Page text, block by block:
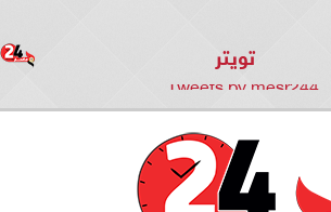
تويتر
Tweets by mesr244